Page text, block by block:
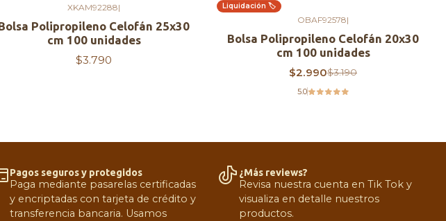
XKAM92288|
Polipropileno Celofán 25x30
cm 100 unidades
$3.790
-6%OFF
Liquidación 🏷️
OBAF92578|
Bolsa Polipropileno Celofán 20x30
cm 100 unidades
$2.990$3.190
5.0
Pagos seguros y protegidos
Paga mediante pasarelas certificadas
y encriptadas con tarjeta de crédito y
transferencia bancaria. Usamos
¿Más reviews?
Revisa nuestra cuenta en Tik Tok y
visualiza en detalle nuestros
productos.